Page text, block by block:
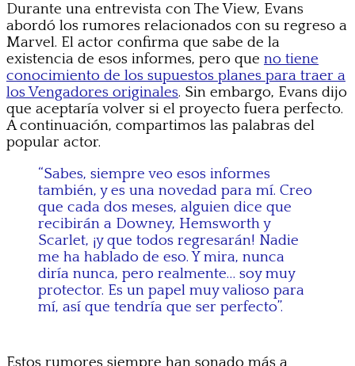
Durante una entrevista con The View, Evans
abordó los rumores relacionados con su regreso a
Marvel. El actor confirma que sabe de la
existencia de esos informes, pero que no tiene
conocimiento de los supuestos planes para traer a
los Vengadores originales. Sin embargo, Evans dijo
que aceptaría volver si el proyecto fuera perfecto.
A continuación, compartimos las palabras del
popular actor.
“Sabes, siempre veo esos informes
también, y es una novedad para mí. Creo
que cada dos meses, alguien dice que
recibirán a Downey, Hemsworth y
Scarlet, ¡y que todos regresarán! Nadie
me ha hablado de eso. Y mira, nunca
diría nunca, pero realmente… soy muy
protector. Es un papel muy valioso para
mí, así que tendría que ser perfecto”.
Estos rumores siempre han sonado más a